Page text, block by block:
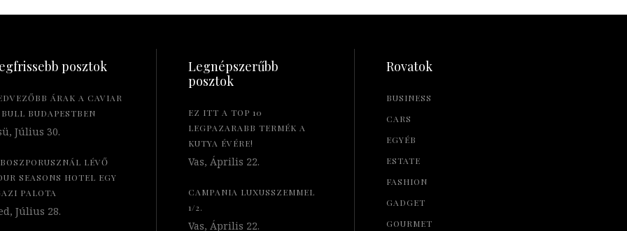
posztok
ÁRAK A CAVIAR
BUDAPESTBEN
Július 30.
LÉVŐ
SEASONS HOTEL EGY
PALOTA
Július 28.
Legnépszerűbb
posztok
EZ ITT A TOP 10
LEGPAZARABB TERMÉK A
KUTYA ÉVÉRE!
Vas, Április 22.
CAMPANIA LUXUSSZEMMEL
1/2.
Vas, Április 22.
Rovatok
BUSINESS
CARS
EGYÉB
ESTATE
FASHION
GADGET
GOURMET